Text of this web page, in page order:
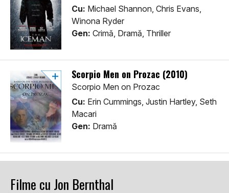
Cu: Michael Shannon, Chris Evans,
Winona Ryder
Gen: Crimă, Dramă, Thriller
Scorpio Men on Prozac (2010)
Scorpio Men on Prozac
Cu: Erin Cummings, Justin Hartley, Seth
Macari
Gen: Dramă
Filme cu Jon Bernthal